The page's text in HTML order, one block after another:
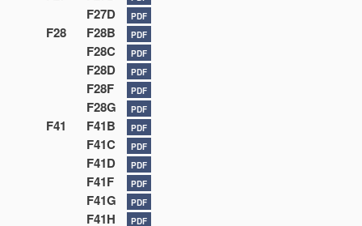
F27D PDF
F28 F28B PDF
F28C PDF
F28D PDF
F28F PDF
F28G PDF
F41 F41B PDF
F41C PDF
F41D PDF
F41F PDF
F41G PDF
F41H PDF